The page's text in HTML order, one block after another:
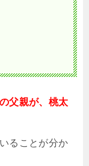
父親が、桃太
ることが分か